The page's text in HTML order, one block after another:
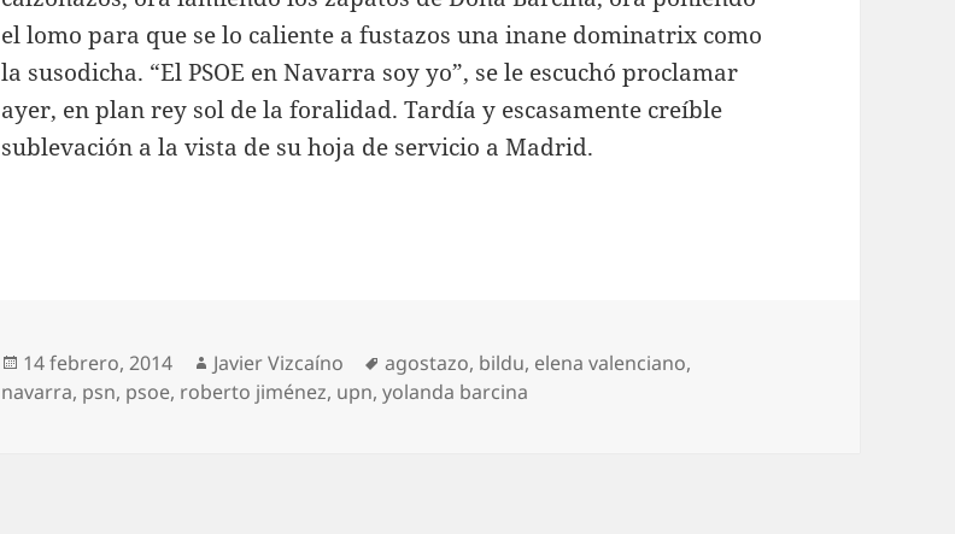
el lomo para que se lo caliente a fustazos una inane dominatrix como
la susodicha. “El PSOE en Navarra soy yo”, se le escuchó proclamar
ayer, en plan rey sol de la foralidad. Tardía y escasamente creíble
sublevación a la vista de su hoja de servicio a Madrid.
Publicado
el
14 febrero, 2014 Autor
Javier Vizcaíno Etiquetas
agostazo, bildu, elena valenciano,
navarra, psn, psoe, roberto jiménez, upn,yolanda barcina